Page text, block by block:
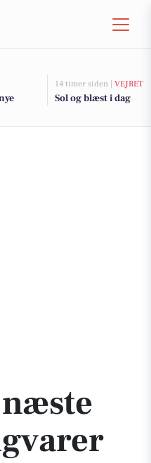
14 timer siden | VEJRET
Sol og blæst i dag